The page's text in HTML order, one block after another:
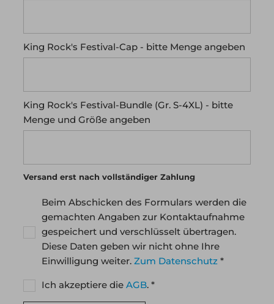
King Rock's Festival-Cap - bitte Menge angeben
King Rock's Festival-Bundle (Gr. S-4XL) - bitte
Menge und Größe angeben
Versand erst nach vollständiger Zahlung
Beim Abschicken des Formulars werden die
gemachten Angaben zur Kontaktaufnahme
gespeichert und verschlüsselt übertragen.
Diese Daten geben wir nicht ohne Ihre
Einwilligung weiter. Zum Datenschutz *
Ich akzeptiere die AGB. *